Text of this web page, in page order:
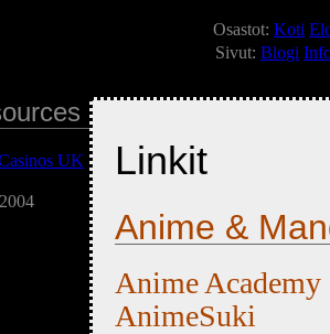
Osastot: Koti
Sivut: Blogi
Linkit
Anime &
Anime Academy
AnimeSuki
UK